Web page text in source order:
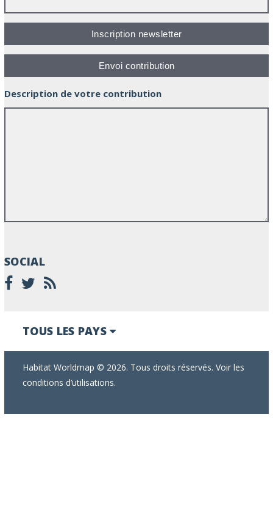
Description de votre contribution
SOCIAL
TOUS LES PAYS
Habitat Worldmap © 2026. Tous droits réservés. Voir les
conditions d’utilisations.